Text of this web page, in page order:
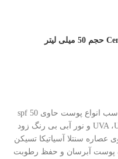
ویژگی های کرم ضد آفتاب سنتلا پیکسلمناسب انواع پوست حاوی spf 50
محافظت از پوس در برابر اشعه های UVA ،UVB و نور آبی بی رنگ زود
سنتلا آسیاتیکا تسیکن
پوست آبرسان و حفظ رطوبت